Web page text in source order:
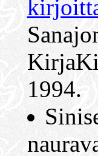
1994.